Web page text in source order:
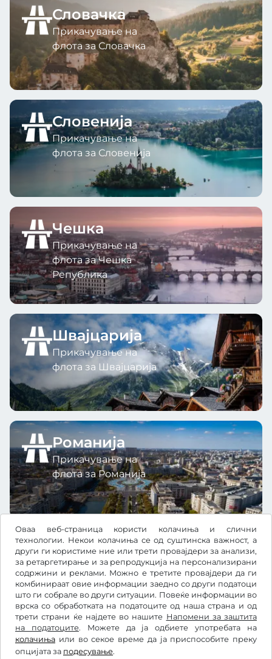
Оваа веб-страница користи колачиња и слични
технологии. Некои колачиња се од суштинска важност, а
други ги користиме ние или трети провајдери за анализи,
за ретаргетирање и за репродукција на персонализирани
содржини и реклами. Можно е третите провајдери да ги
комбинираат овие информации заедно со други податоци
што ги собрале во други ситуации. Повеќе информации во
врска со обработката на податоците од наша страна и од
трети страни ќе најдете во нашите Напомени за заштита
на податоците. Можете да ја одбиете употребата на
колачиња или во секое време да ја приспособите преку
опцијата за подесување.
Словачка
Прикачување на
флота за Словачка
Словенија
Прикачување на
флота за Словенија
Чешка
Прикачување на
флота за Чешка
Република
Швајцарија
Прикачување на
флота за Швајцарија
Романија
Прикачување на
флота за Романија
CHF
Facebook Instagram
Општи услови и правила / Право на откажување